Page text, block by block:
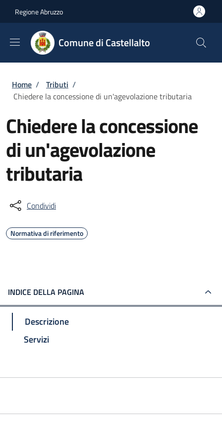
Regione Abruzzo
Comune di Castellalto
Briciole di pane
Home / Tributi /
Chiedere la concessione di un'agevolazione tributaria
Chiedere la concessione
di un'agevolazione
tributaria
Condividi
Normativa di riferimento
INDICE DELLA PAGINA
Descrizione
Servizi